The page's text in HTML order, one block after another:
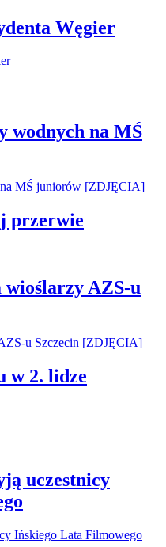
Węgier
wodnych na MŚ
przerwie
AZS-u
w 2. lidze
uczestnicy